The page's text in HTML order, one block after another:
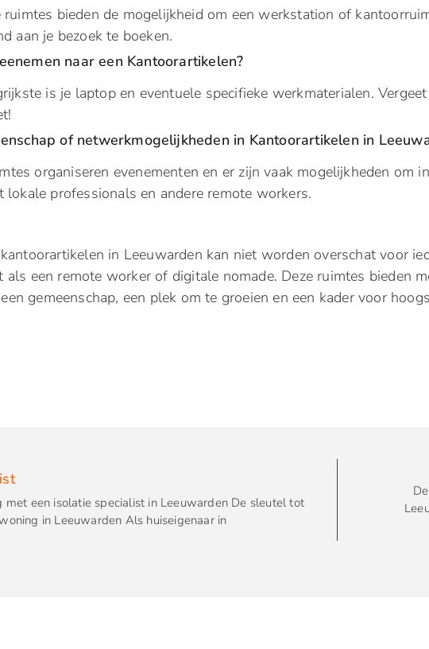
ruimtes bieden de mogelijkheid om een werkstation of
aan je bezoek te boeken.
naar een Kantoorartikelen?
is je laptop en eventuele specifieke werkmaterialen.
of netwerkmogelijkheden in Kantoorartikelen in
organiseren evenementen en er zijn vaak mogelijkheden om
lokale professionals en andere remote workers.
in Leeuwarden kan niet worden overschat voor
als een remote worker of digitale nomade. Deze ruimtes bieden
gemeenschap, een plek om te groeien en een kader voor
met een isolatie specialist in Leeuwarden De sleutel tot
in Leeuwarden Als huiseigenaar in